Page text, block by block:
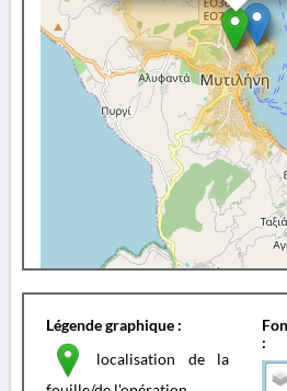
Légende graphique :
localisation de la
: